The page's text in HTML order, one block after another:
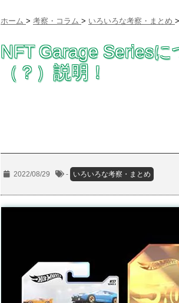
ホーム > 考察・コラム > いろいろな考察・まとめ >
NFT Garage Series
（？）説明！
2022/08/29 - いろいろな考察・まとめ